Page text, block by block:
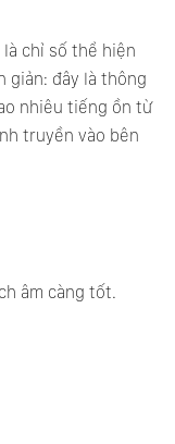
chỉ số thể hiện
giản: đây là thông
nhiêu tiếng ồn từ
truyền vào bên
âm càng tốt.